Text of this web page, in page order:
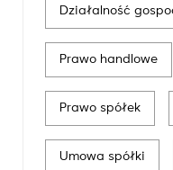
Działalność
Prawo handlowe
Prawo spółek
Umowa spółki